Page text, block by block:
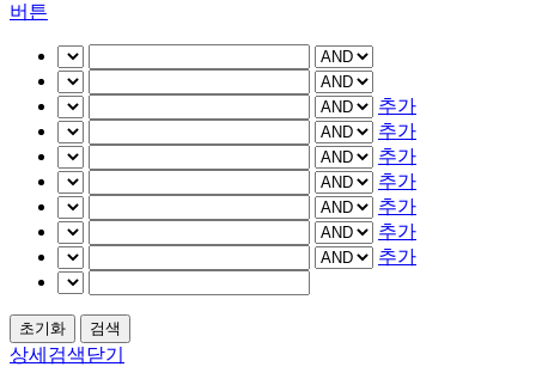
버튼
추가
추가
추가
추가
추가
추가
추가
상세검색닫기